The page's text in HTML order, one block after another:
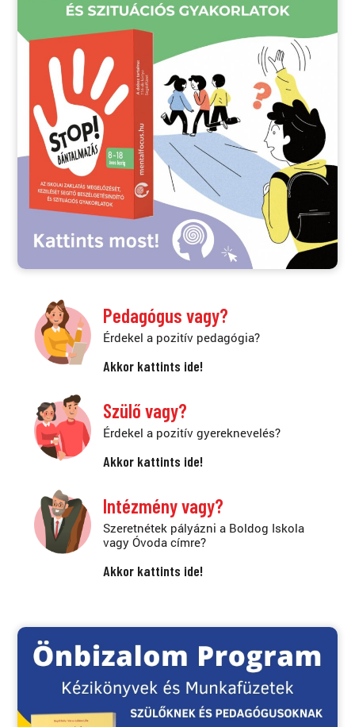
Pedagógus vagy?
Érdekel a pozitív pedagógia?
Akkor kattints ide!
Szülő vagy?
Érdekel a pozitív gyereknevelés?
Akkor kattints ide!
Intézmény vagy?
Szeretnétek pályázni a Boldog Iskola
vagy Óvoda címre?
Akkor kattints ide!